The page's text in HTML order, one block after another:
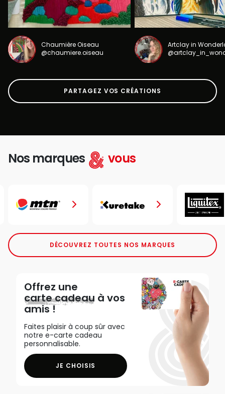
Chaumière Oiseau
@chaumiere.oiseau
Artclay in
PARTAGEZ VOS CRÉATIONS
Nos marques vous
DÉCOUVREZ TOUTES NOS MARQUES
Offrez une
carte cadeau à vos
amis !
Faites plaisir à coup sûr avec
notre e-carte cadeau
personnalisable.
JE CHOISIS